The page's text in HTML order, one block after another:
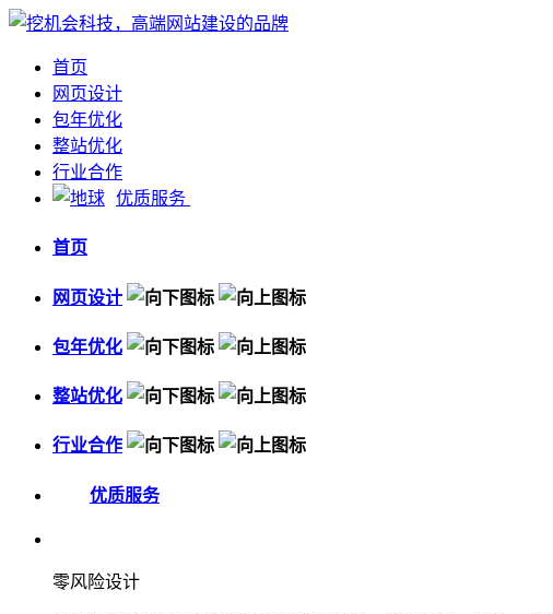
首页
网页设计
包年优化
整站优化
行业合作
优质服务
首页
网页设计
包年优化
整站优化
行业合作
优质服务
零风险设计